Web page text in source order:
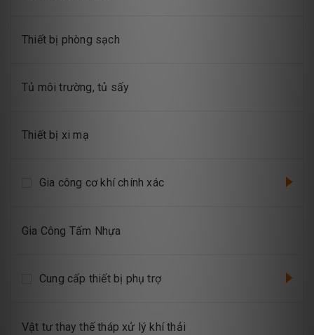
Thiết bị phòng sạch
Tủ môi trường, tủ sấy
Thiết bị xi mạ
Gia công cơ khí chính xác
Gia Công Tấm Nhựa
Cung cấp thiết bị phụ trợ
Vật tư thay thế tháp xử lý khí thải